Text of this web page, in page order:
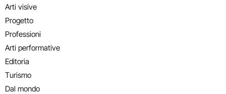
Arti visive
Progetto
Professioni
Arti performative
Editoria
Turismo
Dal mondo